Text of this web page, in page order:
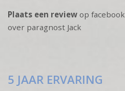
Plaats een review op facebook
over paragnost Jack
5 JAAR ERVARING